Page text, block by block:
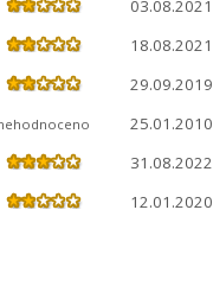
03.08.2021
18.08.2021
29.09.2019
25.01.2010
31.08.2022
12.01.2020